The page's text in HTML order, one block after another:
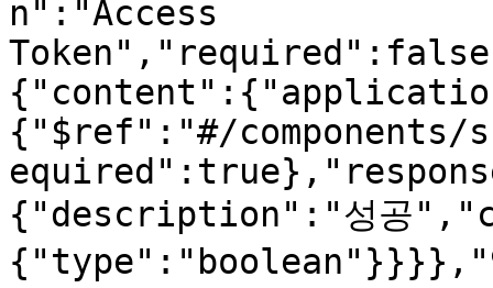
n":"Access
{"$ref":"#/components/
{"description":"성공